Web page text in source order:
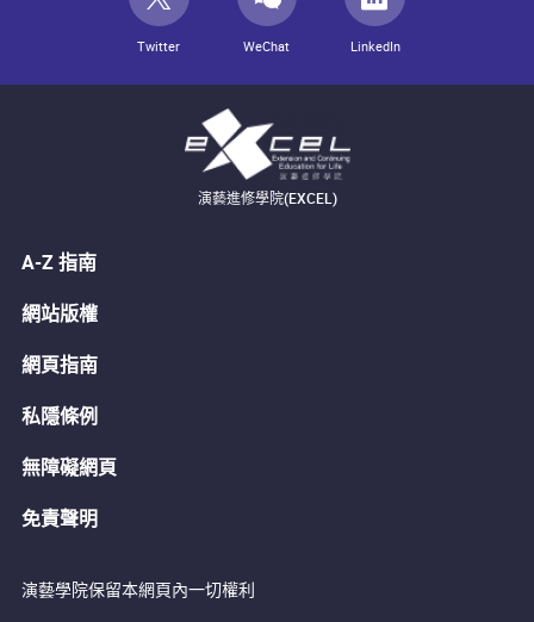
Twitter WeChat LinkedIn
演藝進修學院(EXCEL)
A-Z 指南
網站版權
網頁指南
私隱條例
無障礙網頁
免責聲明
演藝學院保留本網頁內一切權利